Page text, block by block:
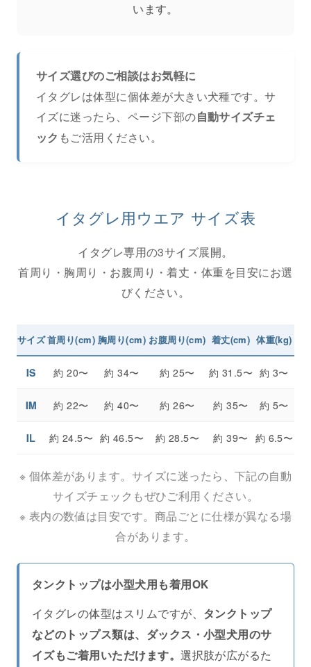
います。
サイズ選びのご相談はお気軽に
イタグレは体型に個体差が大きい犬種です。サ
イズに迷ったら、ページ下部の自動サイズチェ
ック もご活用ください。
イタグレ用ウエア サイズ表
イタグレ専用の3サイズ展開。
首周り・胸周り・お腹周り・着丈・体重を目安にお選
びください。
サイズ首周り(cm) 胸周り(cm) お腹周り(cm) 着丈(cm) 体重(kg)
IS 約 20〜 約 34〜 約 25〜 約 31.5〜 約 3〜
IM 約 22〜 約 40〜 約 26〜 約 35〜 約 5〜
IL 約 24.5〜 約 46.5〜 約 28.5〜 約 39〜 約 6.5〜
※ 個体差があります。サイズに迷ったら、下記の自動
サイズチェックもぜひご利用ください。
※ 表内の数値は目安です。商品ごとに仕様が異なる場
合があります。
タンクトップは小型犬用も着用OK
イタグレの体型はスリムですが、 タンクトップ
などのトップス類は、ダックス・小型犬用のサ
イズもご着用いただけます。選択肢が広がるた